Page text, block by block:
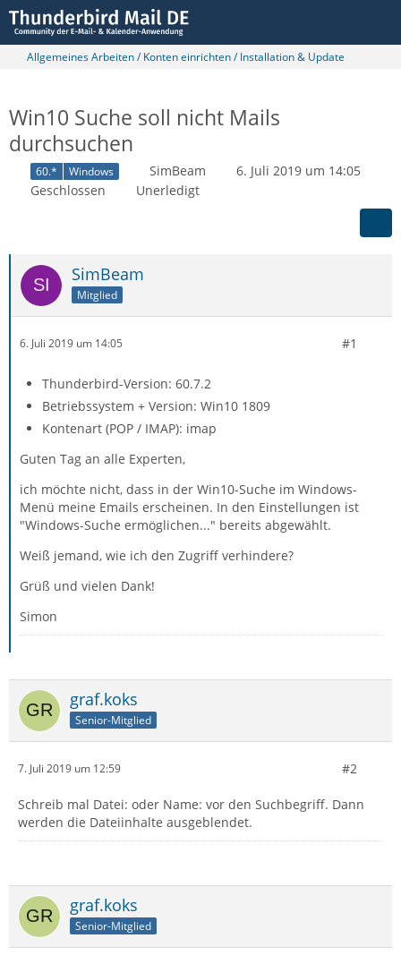
Allgemeines Arbeiten / Konten einrichten / Installation & Update
Win10 Suche soll nicht Mails
durchsuchen
60.* Windows SimBeam
6. Juli 2019 um 14:05
Geschlossen
Unerledigt
SimBeam
Mitglied
6. Juli 2019 um 14:05 #1
Thunderbird-Version: 60.7.2
Betriebssystem + Version: Win10 1809
Kontenart (POP / IMAP): imap
Guten Tag an alle Experten,
ich möchte nicht, dass in der Win10-Suche im Windows-
Menü meine Emails erscheinen. In den Einstellungen ist
"Windows-Suche ermöglichen..." bereits abgewählt.
Weiß jemand, wie ich den Zugriff verhindere?
Grüß und vielen Dank!
Simon
graf.koks
Senior-Mitglied
7. Juli 2019 um 12:59 #2
Schreib mal Datei: oder Name: vor den Suchbegriff. Dann
werden die Dateiinhalte ausgeblendet.
graf.koks
Senior-Mitglied